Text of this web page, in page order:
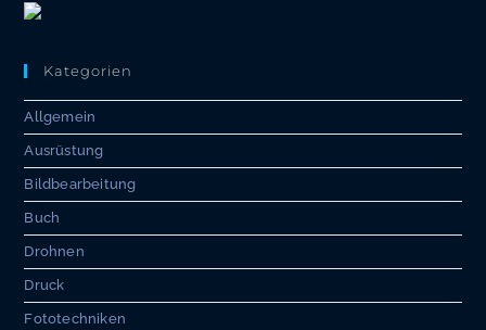
Kategorien
Allgemein
Ausrüstung
Bildbearbeitung
Buch
Drohnen
Druck
Fototechniken